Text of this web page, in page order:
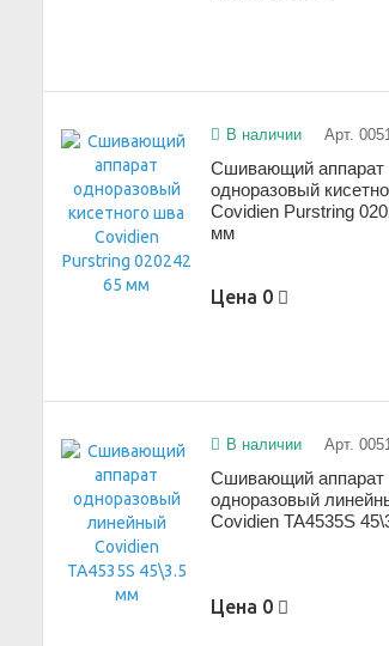
В наличии Арт.
Сшивающий аппарат
одноразовый
Covidien Purstring
мм
Цена 0
В наличии Арт.
Сшивающий аппарат
одноразовый
Covidien TA4535S
Цена 0